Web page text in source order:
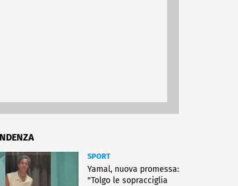
SPORT
Yamal, nuova promessa:
"Tolgo le sopracciglia